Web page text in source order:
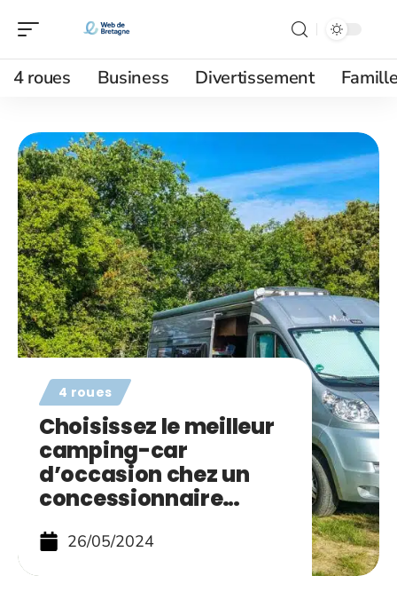
4 roues Business Divertissement
4 roues
Choisissez le meilleur
camping-car
d’occasion chez un
concessionnaire…
26/05/2024